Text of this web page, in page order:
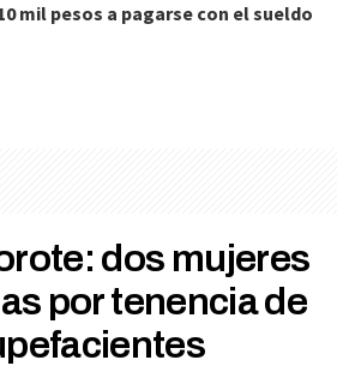
mil pesos a pagarse con el sueldo
dos mujeres
por tenencia de